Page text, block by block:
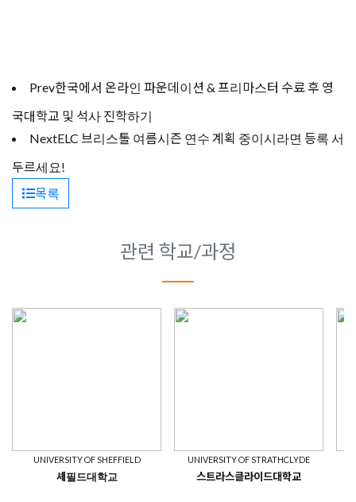
Prev한국에서 온라인 파운데이션 & 프리마스터 수료 후 영
국대학교 및 석사 진학하기
NextELC 브리스톨 여름시즌 연수 계획 중이시라면 등록 서
두르세요!
목록
관련 학교/과정
UNIVERSITY OF SHEFFIELD
셰필드대학교
UNIVERSITY OF STRATHCLYDE
스트라스클라이드대학교